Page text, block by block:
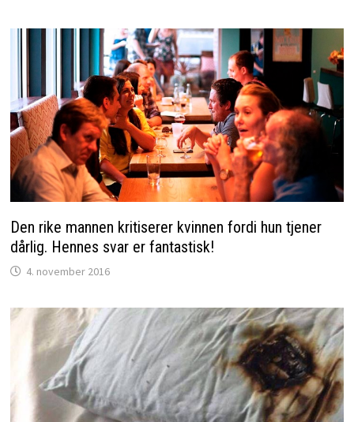
Den rike mannen kritiserer kvinnen fordi hun tjener
dårlig. Hennes svar er fantastisk!
4. november 2016